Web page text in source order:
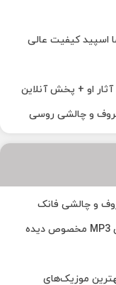
اسپید کیفیت عالی
او + پخش آنلاین
و چالشی روسی
و چالشی فانک
دانلود مجموعه آهنگ برای چالش تغییر ناخن MP3 مخصوص دیده
موزیک‌های